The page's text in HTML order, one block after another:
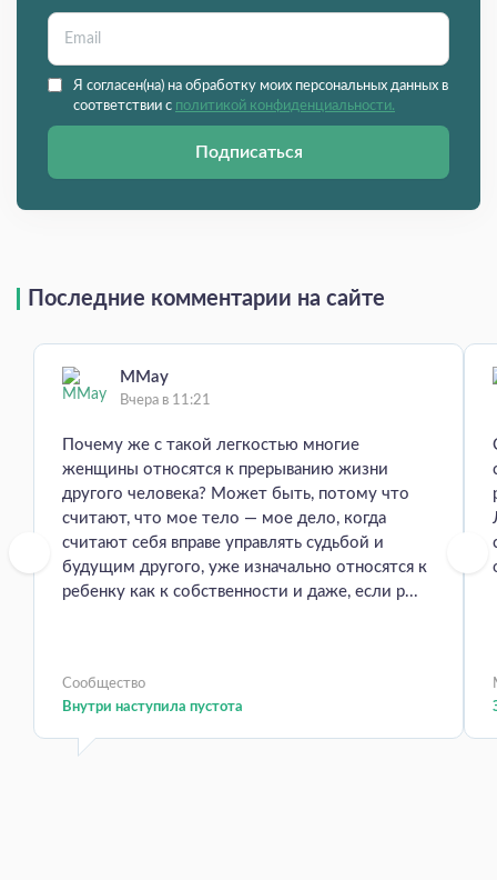
Я согласен(на) на обработку моих персональных данных в
соответствии с политикой конфиденциальности.
Подписаться
Последние комментарии на сайте
MMay
Вчера в 11:21
Почему же с такой легкостью многие
женщины относятся к прерыванию жизни
другого человека? Может быть, потому что
считают, что мое тело — мое дело, когда
считают себя вправе управлять судьбой и
будущим другого, уже изначально относятся к
ребенку как к собственности и даже, если р...
Сообщество
Внутри наступила пустота